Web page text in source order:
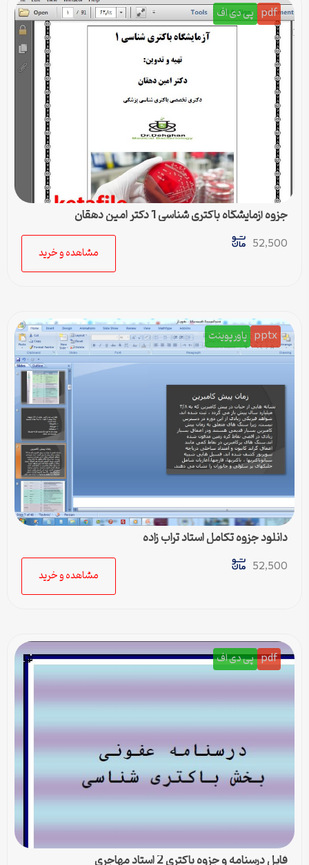
pdf پی دی اف
جزوه آزمایشگاه باکتری شناسی 1 دکتر امین دهقان
52,500
مشاهده و خرید
pptx پاورپوینت
دانلود جزوه تکامل استاد تراب زاده
52,500
مشاهده و خرید
pdf پی دی اف
فایل درسنامه و جزوه باکتری 2 استاد مهاجری